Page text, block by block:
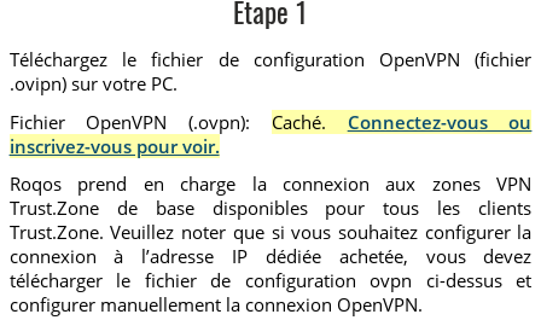
Etape 1
Téléchargez le fichier de configuration OpenVPN (fichier
.ovipn) sur votre PC.
Fichier OpenVPN (.ovpn):
Caché. Connectez-vous ou
inscrivez-vous pour voir.
Roqos prend en charge la connexion aux zones VPN
Trust.Zone de base disponibles pour tous les clients
Trust.Zone. Veuillez noter que si vous souhaitez configurer la
connexion à l’adresse IP dédiée achetée, vous devez
télécharger le fichier de configuration ovpn ci-dessus et
configurer manuellement la connexion OpenVPN.